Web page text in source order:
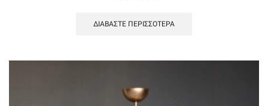
ΔΙΑΒΆΣΤΕ ΠΕΡΙΣΣΌΤΕΡΑ